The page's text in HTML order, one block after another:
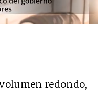
redondo,